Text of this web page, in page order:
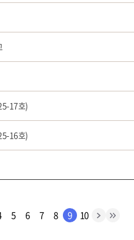
17호)
16호)
5 6 7 8 9 10